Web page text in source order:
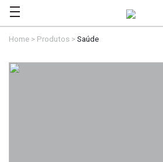
Home > Produtos >Saúde